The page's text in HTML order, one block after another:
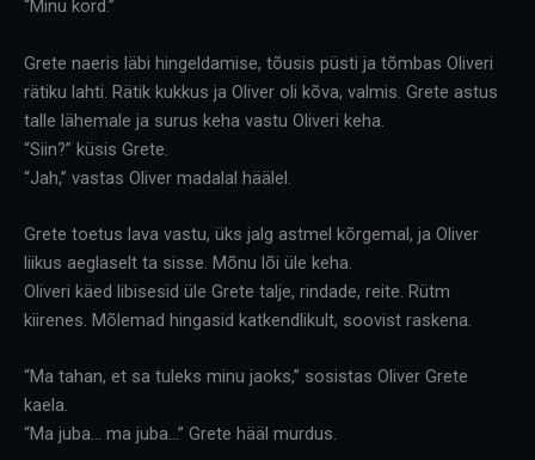
“Minu kord.”
Grete naeris läbi hingeldamise, tõusis püsti ja tõmbas Oliveri
rätiku lahti. Rätik kukkus ja Oliver oli kõva, valmis. Grete astus
talle lähemale ja surus keha vastu Oliveri keha.
“Siin?” küsis Grete.
“Jah,” vastas Oliver madalal häälel.
Grete toetus lava vastu, üks jalg astmel kõrgemal, ja Oliver
liikus aeglaselt ta sisse. Mõnu lõi üle keha.
Oliveri käed libisesid üle Grete talje, rindade, reite. Rütm
kiirenes. Mõlemad hingasid katkendlikult, soovist raskena.
“Ma tahan, et sa tuleks minu jaoks,” sosistas Oliver Grete
kaela.
“Ma juba… ma juba…” Grete hääl murdus.